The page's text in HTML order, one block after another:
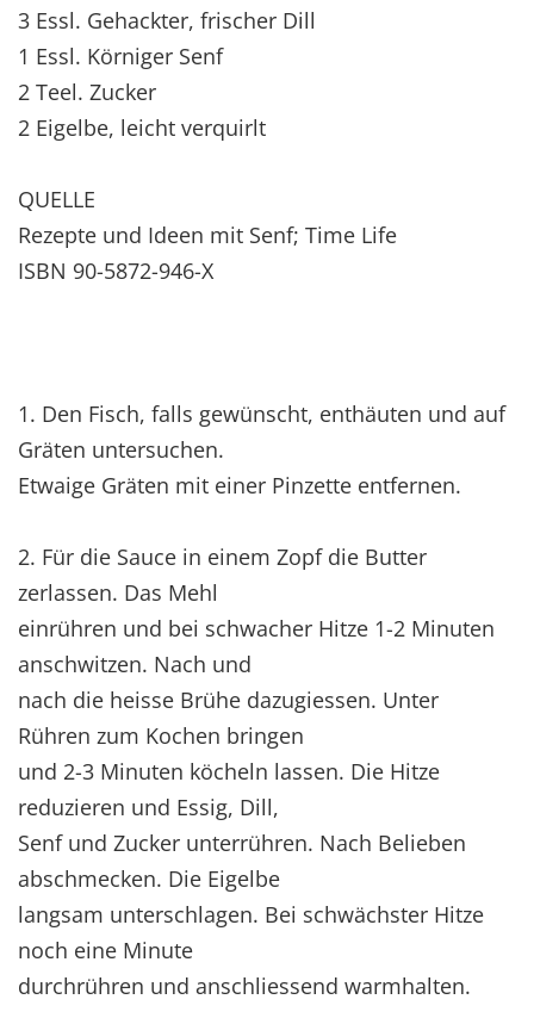
3 Essl. Gehackter, frischer Dill
1 Essl. Körniger Senf
2 Teel. Zucker
2 Eigelbe, leicht verquirlt
QUELLE
Rezepte und Ideen mit Senf; Time Life
ISBN 90-5872-946-X
1. Den Fisch, falls gewünscht, enthäuten und auf
Gräten untersuchen.
Etwaige Gräten mit einer Pinzette entfernen.
2. Für die Sauce in einem Zopf die Butter
zerlassen. Das Mehl
einrühren und bei schwacher Hitze 1-2 Minuten
anschwitzen. Nach und
nach die heisse Brühe dazugiessen. Unter
Rühren zum Kochen bringen
und 2-3 Minuten köcheln lassen. Die Hitze
reduzieren und Essig, Dill,
Senf und Zucker unterrühren. Nach Belieben
abschmecken. Die Eigelbe
langsam unterschlagen. Bei schwächster Hitze
noch eine Minute
durchrühren und anschliessend warmhalten.